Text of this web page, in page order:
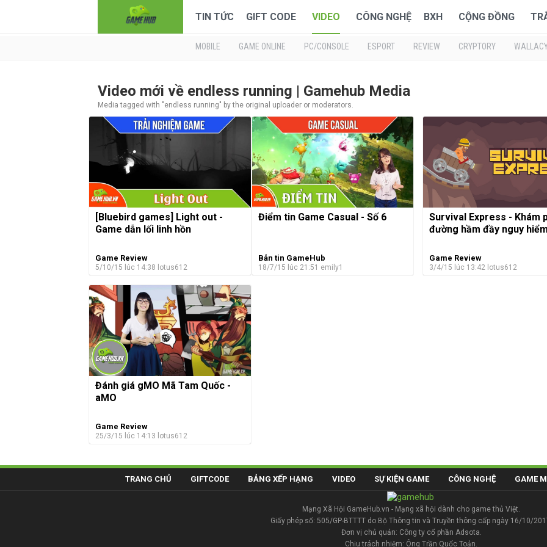
TIN TỨC GIFT CODE VIDEO CÔNG NGHỆ BXH CỘNG ĐỒNG
MOBILE GAME ONLINE PC/CONSOLE ESPORT REVIEW CRYPTORY
Video mới về endless running | Gamehub Media
Media tagged with "endless running" by the original uploader or moderators.
[Bluebird games] Light out -
Game dẫn lối linh hồn
Game Review
5/10/15 lúc 14:38 lotus612
Điểm tin Game Casual - Số 6
Bản tin GameHub
18/7/15 lúc 21:51 emily1
Survival Express - Khám
đường hầm đầy nguy
Game Review
3/4/15 lúc 13:42 lotus612
Đánh giá gMO Mã Tam Quốc -
aMO
Game Review
25/3/15 lúc 14:13 lotus612
TRANG CHỦ GIFTCODE BẢNG XẾP HẠNG VIDEO SỰ KIỆN GAME CÔNG NGHỆ GAME
Mạng Xã Hội GameHub.vn - Mạng xã hội dành cho game thủ Việt.
Giấy phép số: 505/GP-BTTTT do Bộ Thông tin và Truyền thông cấp ngày 16/10/
Đơn vị chủ quản: Công ty cổ phần Adsota.
Chịu trách nhiệm: Ông Trần Quốc Toản.